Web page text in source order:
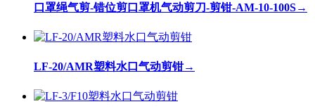
口罩绳气剪-错位剪口罩机气动剪刀-剪钳-AM-10-100S→
LF-20/AMR塑料水口气动剪钳→